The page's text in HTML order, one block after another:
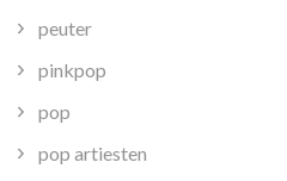
peuter
pinkpop
pop
pop artiesten